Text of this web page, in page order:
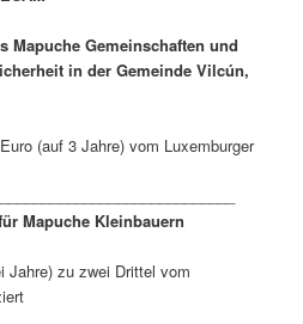
Mapuche Gemeinschaften und
in der Gemeinde Vilcún,
(auf 3 Jahre) vom Luxemburger
Mapuche Kleinbauern
Jahre) zu zwei Drittel vom